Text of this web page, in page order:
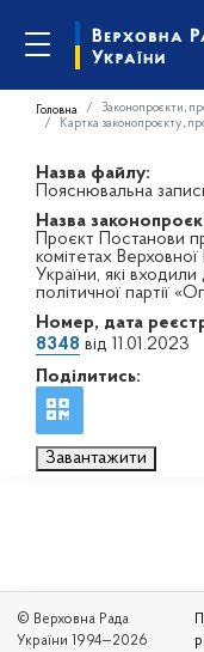
Головна Законопроєкти,
Картка законопроєкту,
Назва файлу:
Пояснювальна
Назва
Проєкт Постанови
комітетах
України, які
політичної партії
Номер, дата
8348 від 11.01.2023
Поділитись:
Завантажити
© Верховна Рада
України 1994—2026